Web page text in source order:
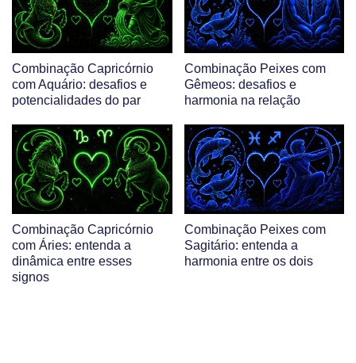
Combinação Capricórnio
com Aquário: desafios e
potencialidades do par
Combinação Peixes com
Gêmeos: desafios e
harmonia na relação
Combinação Capricórnio
com Áries: entenda a
dinâmica entre esses
signos
Combinação Peixes com
Sagitário: entenda a
harmonia entre os dois